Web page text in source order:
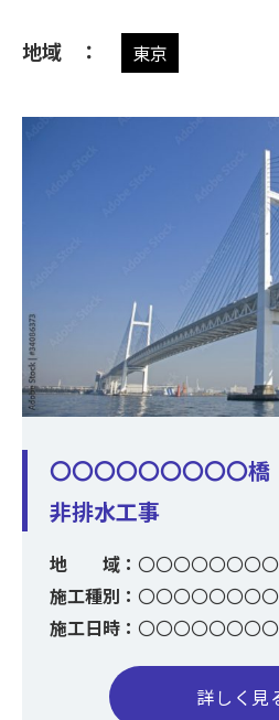
地域 東京
〇〇〇〇〇〇〇〇〇
非排水工事
地 域： 〇〇〇〇〇〇〇〇
施工種別： 〇〇〇〇〇〇〇〇
施工日時： 〇〇〇〇〇〇〇〇
詳しく見